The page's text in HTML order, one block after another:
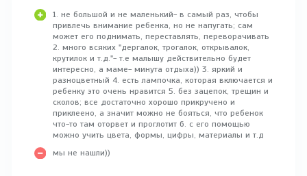
1. не большой и не маленький- в самый раз, чтобы
привлечь внимание ребенка, но не напугать; сам
может его поднимать, переставлять, переворачивать
2. много всяких "дергалок, трогалок, открывалок,
крутилок и т.д."- т.е малышу действительно будет
интересно, а маме- минута отдыха)) 3. яркий и
разноцветный 4. есть лампочка, которая включается и
ребенку это очень нравится 5. без зацепок, трещин и
сколов; все достаточно хорошо прикручено и
приклеено, а значит можно не бояться, что ребенок
что-то там оторвет и проглотит 6. с его помощью
можно учить цвета, формы, цифры, материалы и т.д
мы не нашли))